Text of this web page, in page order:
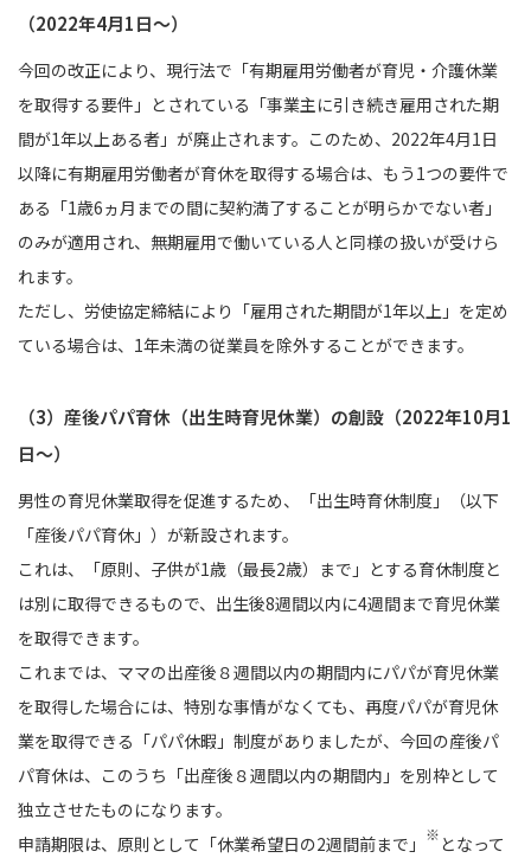
（2022年4月1日〜）
今回の改正により、現行法で「有期雇用労働者が育児・介護休業
を取得する要件」とされている「事業主に引き続き雇用された期
間が1年以上ある者」が廃止されます。このため、2022年4月1日
以降に有期雇用労働者が育休を取得する場合は、もう1つの要件で
ある「1歳6ヵ月までの間に契約満了することが明らかでない者」
のみが適用され、無期雇用で働いている人と同様の扱いが受けら
れます。
ただし、労使協定締結により「雇用された期間が1年以上」を定め
ている場合は、1年未満の従業員を除外することができます。
（3）産後パパ育休（出生時育児休業）の創設（2022年10月1
日〜）
男性の育児休業取得を促進するため、「出生時育休制度」（以下
「産後パパ育休」）が新設されます。
これは、「原則、子供が1歳（最長2歳）まで」とする育休制度と
は別に取得できるもので、出生後8週間以内に4週間まで育児休業
を取得できます。
これまでは、ママの出産後８週間以内の期間内にパパが育児休業
を取得した場合には、特別な事情がなくても、再度パパが育児休
業を取得できる「パパ休暇」制度がありましたが、今回の産後パ
パ育休は、このうち「出産後８週間以内の期間内」を別枠として
独立させたものになります。
申請期限は、原則として「休業希望日の2週間前まで」 ※となって